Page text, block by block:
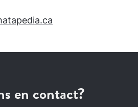
en contact?